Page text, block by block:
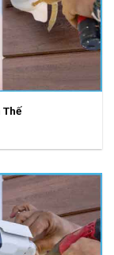
Thế